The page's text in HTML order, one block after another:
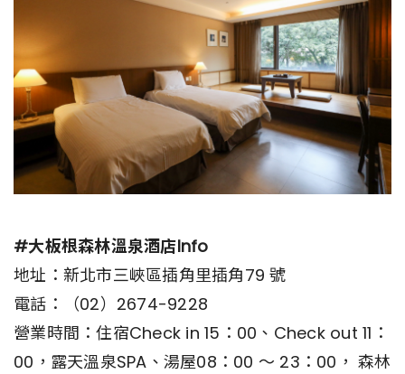
#大板根森林溫泉酒店Info
地址：新北市三峽區插角里插角79 號
電話：（02）2674-9228
營業時間：住宿Check in 15：00、Check out 11：
00，露天溫泉SPA、湯屋08：00 ～ 23：00， 森林